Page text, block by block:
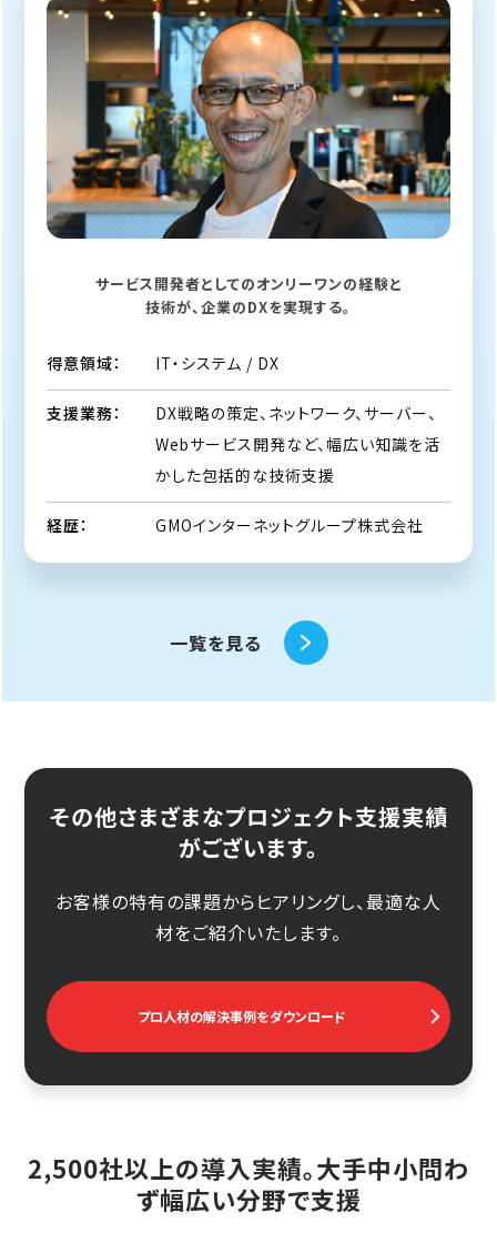
サービス開発者としてのオンリーワンの経験と
技術が、企業のDXを実現する。
得意領域： IT・システム / DX
支援業務：
DX戦略の策定、ネットワーク、サーバー、
Webサービス開発など、幅広い知識を活
かした包括的な技術支援
経歴： GMOインターネットグループ株式会社
一覧を見る
その他さまざまなプロジェクト支援実績
がございます。
お客様の特有の課題からヒアリングし、最適な人
材をご紹介いたします。
プロ人材の解決事例をダウンロード
2,500社以上の導入実績。大手中小問わ
ず幅広い分野で支援